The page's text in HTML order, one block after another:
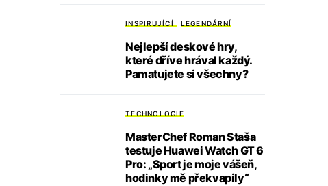
INSPIRUJÍCÍ LEGENDÁRNÍ
Nejlepší deskové hry,
které dříve hrával každý.
Pamatujete si všechny?
TECHNOLOGIE
MasterChef Roman Staša
testuje Huawei Watch GT 6
Pro: „Sport je moje vášeň,
hodinky mě překvapily“